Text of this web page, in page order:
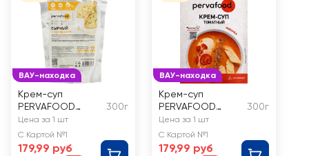
ВАУ-находка
Крем-суп
PERVAFOOD
Сырный, с
пармезаном
300г
Цена за 1 шт
С Картой №1
179,99 руб
ВАУ-находка
Крем-суп
PERVAFOOD
Томатный
300г
Цена за 1 шт
С Картой №1
179,99 руб